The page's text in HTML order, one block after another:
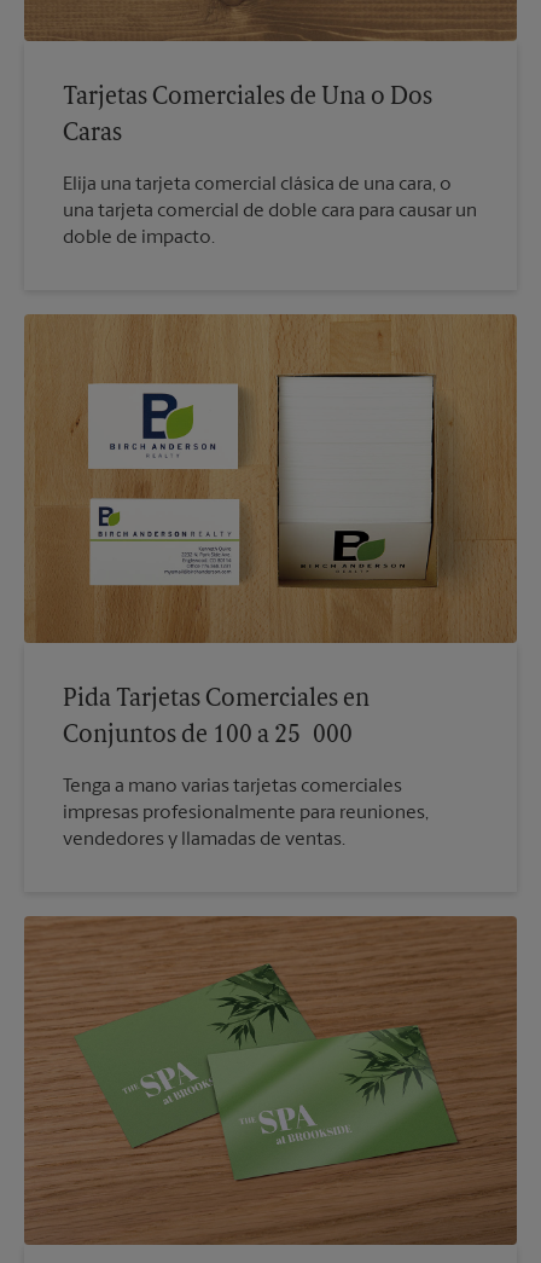
Tarjetas Comerciales de Una o Dos
Caras
Elija una tarjeta comercial clásica de una cara, o
una tarjeta comercial de doble cara para causar un
doble de impacto.
Pida Tarjetas Comerciales en
Conjuntos de 100 a 25 000
Tenga a mano varias tarjetas comerciales
impresas profesionalmente para reuniones,
vendedores y llamadas de ventas.